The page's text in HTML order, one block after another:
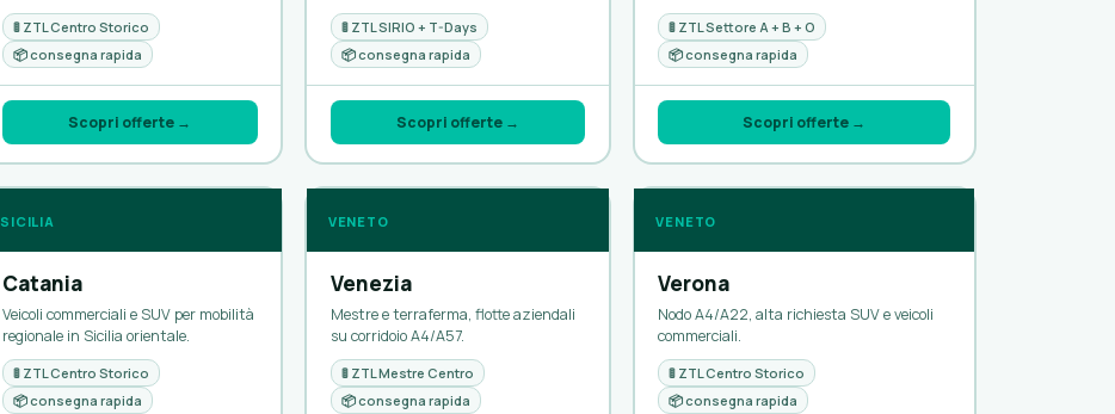
🚦 ZTL Centro Storico
📦 consegna rapida
Scopri offerte →
🚦 ZTL SIRIO + T-Days
📦 consegna rapida
Scopri offerte →
🚦 ZTL Settore A + B + O
📦 consegna rapida
Scopri offerte →
SICILIA
Catania
Veicoli commerciali e SUV per mobilità
regionale in Sicilia orientale.
🚦 ZTL Centro Storico
📦 consegna rapida
VENETO
Venezia
Mestre e terraferma, flotte aziendali
su corridoio A4/A57.
🚦 ZTL Mestre Centro
📦 consegna rapida
VENETO
Verona
Nodo A4/A22, alta richiesta SUV e veicoli
commerciali.
🚦 ZTL Centro Storico
📦 consegna rapida